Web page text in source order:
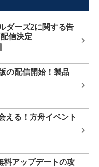
ダーズ2に関する告
信決定
の配信開始！製品
える！方舟イベント
料アップデートの攻